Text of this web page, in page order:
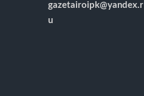
gazetairoipk@yandex.r
u